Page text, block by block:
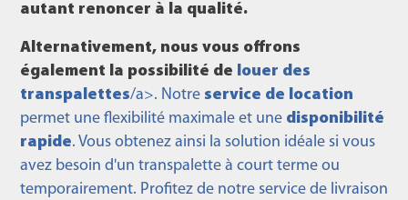
autant renoncer à la qualité.
Alternativement, nous vous offrons
également la possibilité de louer des
transpalettes/a>. Notre service de location
permet une flexibilité maximale et une disponibilité
rapide. Vous obtenez ainsi la solution idéale si vous
avez besoin d'un transpalette à court terme ou
temporairement. Profitez de notre service de livraison